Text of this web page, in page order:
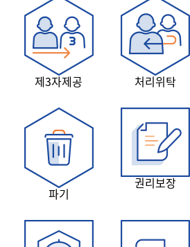
제3자제공 처리위탁
파기
권리보장